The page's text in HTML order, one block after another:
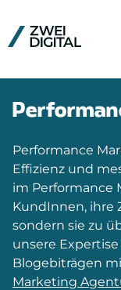
Performance
Effizienz und
im Performance
KundInnen, ihre
sondern sie zu
unsere
Blogebiträgen
Marketing